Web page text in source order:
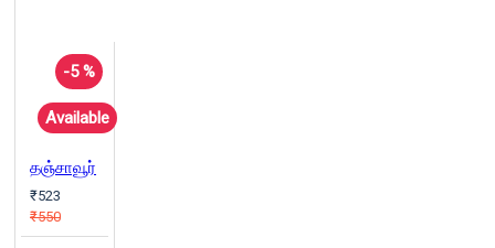
-5 %
Available
தஞ்சாவூர்
₹523
₹550